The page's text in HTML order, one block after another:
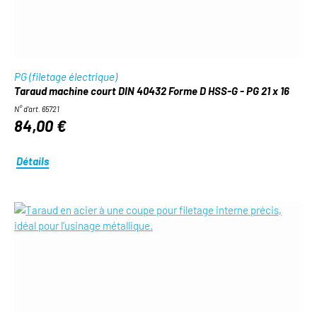
PG (filetage électrique)
Taraud machine court DIN 40432 Forme D HSS-G - PG 21 x 16
N° d'art. 65721
84,00 €
Détails